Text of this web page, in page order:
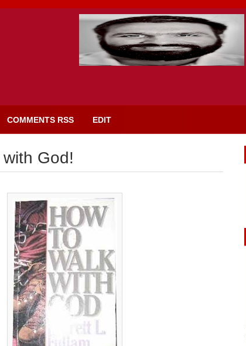
COMMENTS RSS EDIT
God!